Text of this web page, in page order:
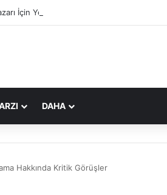
İçin Yeni Uygunluk İşareti
DAHA
Hakkında Kritik Görüşler